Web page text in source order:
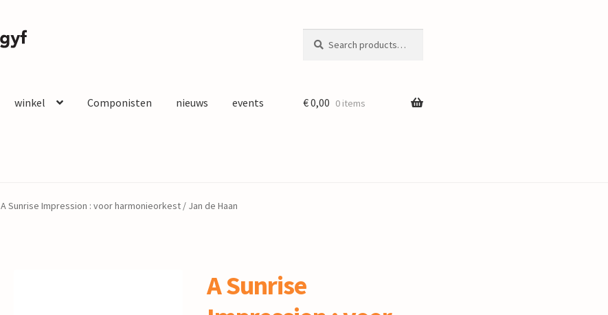
for:
winkel Componisten nieuws events €0,00 0 items
A Sunrise Impression : voor harmonieorkest / Jan de Haan
A Sunrise